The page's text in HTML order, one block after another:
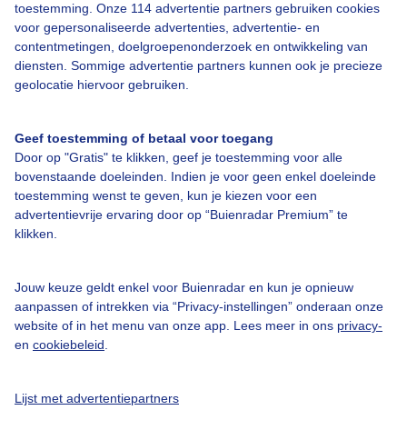
toestemming. Onze 114 advertentie partners gebruiken cookies
voor gepersonaliseerde advertenties, advertentie- en
contentmetingen, doelgroepenonderzoek en ontwikkeling van
diensten. Sommige advertentie partners kunnen ook je precieze
geolocatie hiervoor gebruiken.
Geef toestemming of betaal voor toegang
Door op "Gratis" te klikken, geef je toestemming voor alle
bovenstaande doeleinden. Indien je voor geen enkel doeleinde
toestemming wenst te geven, kun je kiezen voor een
advertentievrije ervaring door op “Buienradar Premium” te
klikken.
Jouw keuze geldt enkel voor Buienradar en kun je opnieuw
aanpassen of intrekken via “Privacy-instellingen” onderaan onze
website of in het menu van onze app. Lees meer in ons privacy-
en cookiebeleid
Lijst met advertentiepartners
Bedrijfsgegevens
Veelgestelde vragen
Contact
Gebruikersvoorwaarden
Adverteren
Buienradar Team
Privacy beleid
Privacy instellingen
Gratis weerdata
Buienradar